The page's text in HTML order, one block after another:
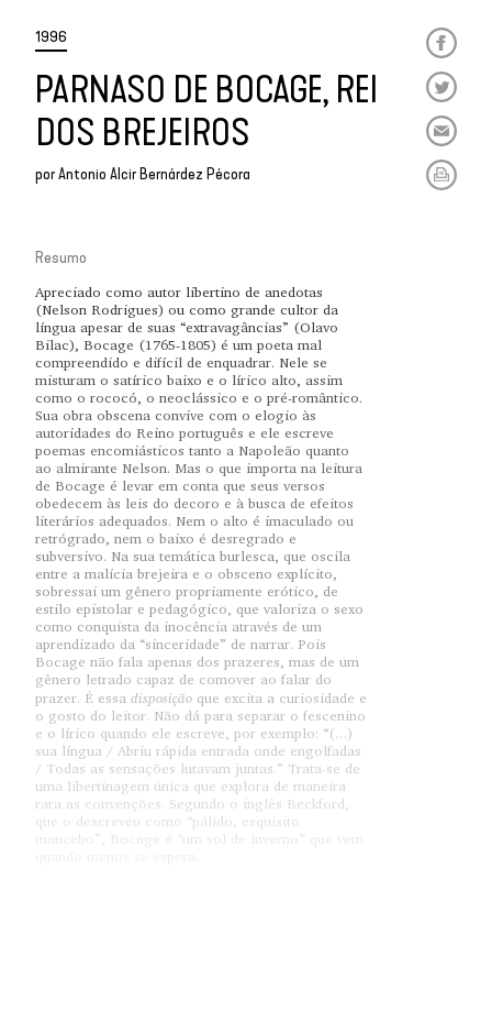
1996
PARNASO DE BOCAGE, REI
DOS BREJEIROS
porAntonio Alcir Bernárdez Pécora
Resumo
Apreciado como autor libertino de anedotas
(Nelson Rodrigues) ou como grande cultor da
língua apesar de suas “extravagâncias” (Olavo
Bilac), Bocage (1765-1805) é um poeta mal
compreendido e difícil de enquadrar. Nele se
misturam o satírico baixo e o lírico alto, assim
como o rococó, o neoclássico e o pré-romântico.
Sua obra obscena convive com o elogio às
autoridades do Reino português e ele escreve
poemas encomiásticos tanto a Napoleão quanto
ao almirante Nelson. Mas o que importa na leitura
de Bocage é levar em conta que seus versos
obedecem às leis do decoro e à busca de efeitos
literários adequados. Nem o alto é imaculado ou
retrógrado, nem o baixo é desregrado e
subversivo. Na sua temática burlesca, que oscila
entre a malícia brejeira e o obsceno explícito,
sobressai um gênero propriamente erótico, de
estilo epistolar e pedagógico, que valoriza o sexo
como conquista da inocência através de um
aprendizado da “sinceridade” de narrar. Pois
Bocage não fala apenas dos prazeres, mas de um
gênero letrado capaz de comover ao falar do
prazer. É essa disposição que excita a curiosidade e
o gosto do leitor. Não dá para separar o fescenino
e o lírico quando ele escreve, por exemplo: “(…)
sua língua / Abriu rápida entrada onde engolfadas
/ Todas as sensações lutavam juntas.” Trata-se de
uma libertinagem única que explora de maneira
rara as convenções. Segundo o inglês Beckford,
que o descreveu como “pálido, esquisito
mancebo”, Bocage é “um sol de inverno” que vem